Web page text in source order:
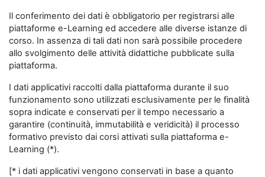
Il conferimento dei dati è obbligatorio per registrarsi alle
piattaforme e-Learning ed accedere alle diverse istanze di
corso. In assenza di tali dati non sarà possibile procedere
allo svolgimento delle attività didattiche pubblicate sulla
piattaforma.
I dati applicativi raccolti dalla piattaforma durante il suo
funzionamento sono utilizzati esclusivamente per le finalità
sopra indicate e conservati per il tempo necessario a
garantire (continuità, immutabilità e veridicità) il processo
formativo previsto dai corsi attivati sulla piattaforma e-
Learning (*).
[* i dati applicativi vengono conservati in base a quanto